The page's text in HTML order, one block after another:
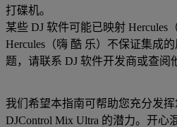
打碟机。
某些 DJ 软件可能已映射 Hercules
Hercules（嗨 酷 乐）不保证集成
题，请联系 DJ 软件开发商或查阅
我们希望本指南可帮助您充分发
DJControl Mix Ultra 的潜力。开心